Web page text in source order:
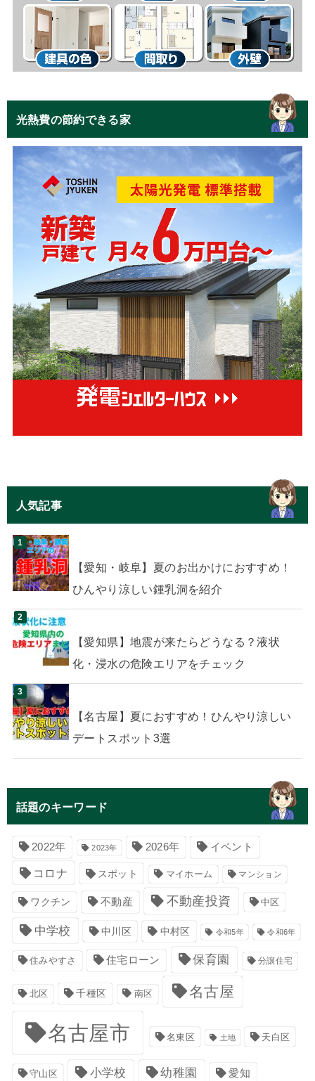
光熱費の節約できる家
人気記事
【愛知・岐阜】夏のお出かけにおすすめ！
ひんやり涼しい鍾乳洞を紹介
【愛知県】地震が来たらどうなる？液状
化・浸水の危険エリアをチェック
【名古屋】夏におすすめ！ひんやり涼しい
デートスポット3選
話題のキーワード
2022年 2023年 2026年 イベント
コロナ スポット マイホーム マンション
ワクチン 不動産 不動産投資 中区
中学校 中川区 中村区 令和5年 令和6年
住みやすさ 住宅ローン 保育園 分譲住宅
北区 千種区 南区 名古屋
名古屋市 名東区 土地 天白区
守山区 小学校 幼稚園 愛知